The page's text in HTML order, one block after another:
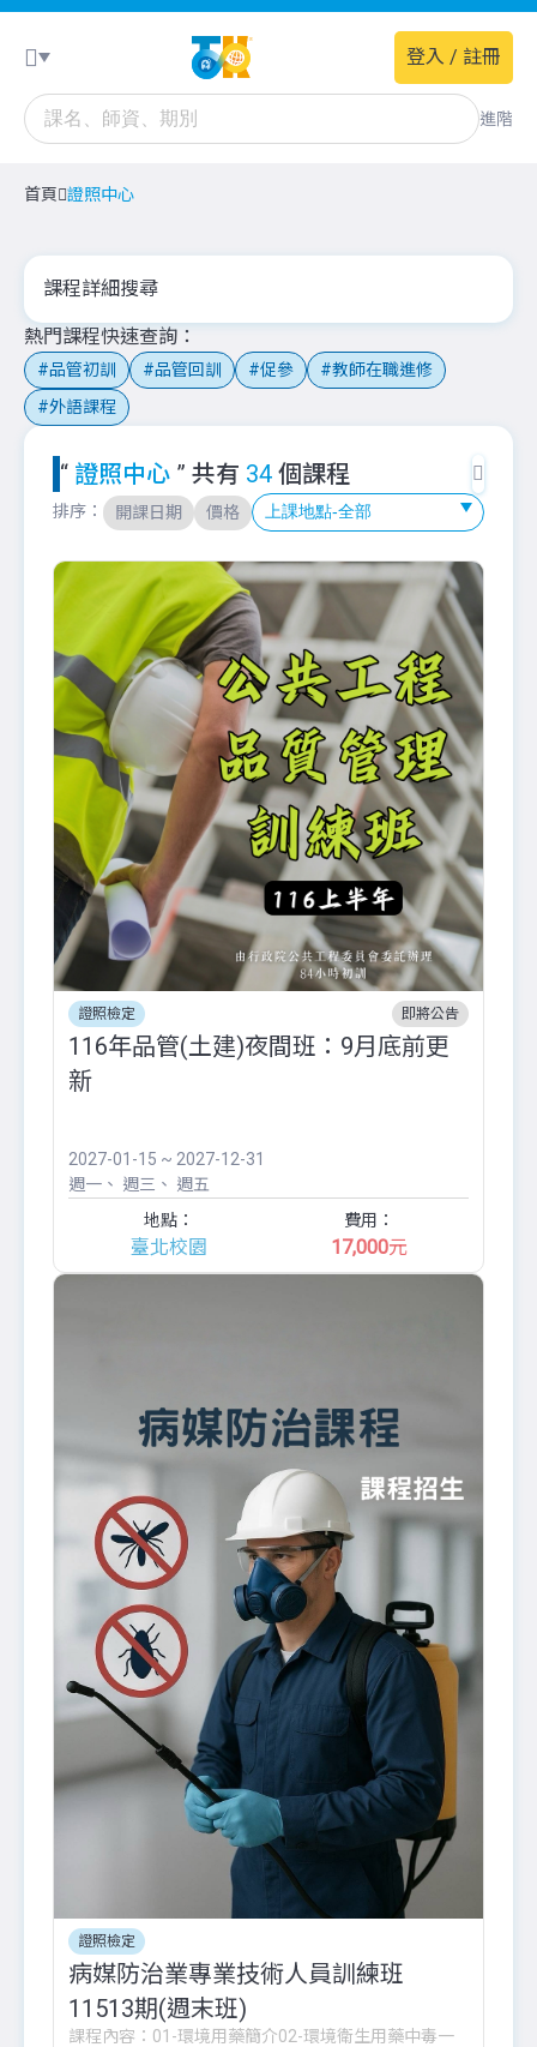
進階
登入 / 註冊
首頁 證照中心
課程詳細搜尋
熱門課程快速查詢
品管初訓 品管回訓 促參
教師在職進修
外語課程
“ 證照中心 ” 共有 34 個課程
排序： 開課日期 價格
證照檢定 即將公告
116年品管(土建)夜間班：9月底前更
新
2027-01-15 ~ 2027-12-31
週一
週三
週五
地點：
臺北校園
費用：
17,000元
證照檢定
病媒防治業專業技術人員訓練班
11513期(週末班)
課程內容：01-環境用藥簡介02-環境衛生用藥中毒一